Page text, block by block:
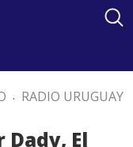
. RADIO URUGUAY
Dady, El